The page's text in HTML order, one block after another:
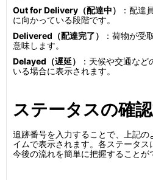
Out for Delivery（配達中）
：配達
に向かっている段階です。
Delivered（配達完了）
：荷物が受
意味します。
Delayed（遅延）
：天候や交通な
いる場合に表示されます。
ステータスの確
追跡番号を入力することで、上記の
イムで表示されます。各ステータ
今後の流れを簡単に把握することが